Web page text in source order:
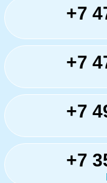
+7
+7
+7
+7